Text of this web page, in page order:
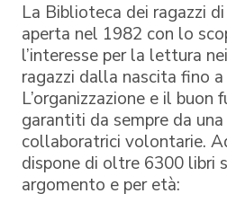
La Biblioteca dei ragazzi
aperta nel 1982 con lo
l’interesse per la lettura
ragazzi dalla nascita fino a
L’organizzazione e il buon
garantiti da sempre da
collaboratrici volontarie.
dispone di oltre 6300 libri
argomento e per età: